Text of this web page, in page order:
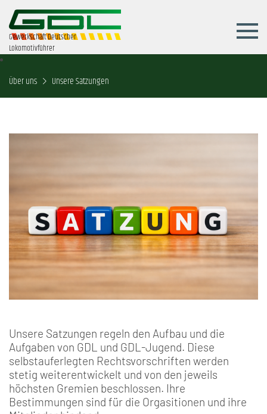
Gewerkschaft Deutscher
Lokomotivführer
Über uns Unsere Satzungen
Unsere Satzungen regeln den Aufbau und die
Aufgaben von GDL und GDL-Jugend. Diese
selbstauferlegten Rechtsvorschriften werden
stetig weiterentwickelt und von den jeweils
höchsten Gremien beschlossen. Ihre
Bestimmungen sind für die Orgasitionen und ihre